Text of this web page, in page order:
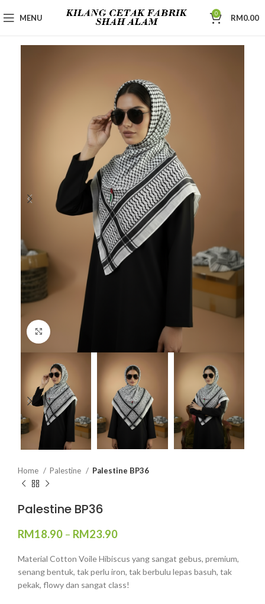
MENU 0 RM0.00
Click to enlarge
Home Palestine Palestine BP36
Palestine BP36
RM18.90 – RM23.90
Material Cotton Voile Hibiscus yang sangat gebus, premium,
senang bentuk, tak perlu iron, tak berbulu lepas basuh, tak
pekak, flowy dan sangat class!